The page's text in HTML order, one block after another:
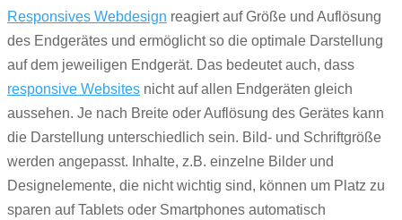
Responsives Webdesign reagiert auf Größe und Auflösung
des Endgerätes und ermöglicht so die optimale Darstellung
auf dem jeweiligen Endgerät. Das bedeutet auch, dass
responsive Websites nicht auf allen Endgeräten gleich
aussehen. Je nach Breite oder Auflösung des Gerätes kann
die Darstellung unterschiedlich sein. Bild- und Schriftgröße
werden angepasst. Inhalte, z.B. einzelne Bilder und
Designelemente, die nicht wichtig sind, können um Platz zu
sparen auf Tablets oder Smartphones automatisch